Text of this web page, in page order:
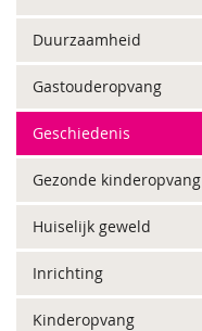
Duurzaamheid
Gastouderopvang
Geschiedenis
Gezonde kinderopvang
Huiselijk geweld
Inrichting
Kinderopvang